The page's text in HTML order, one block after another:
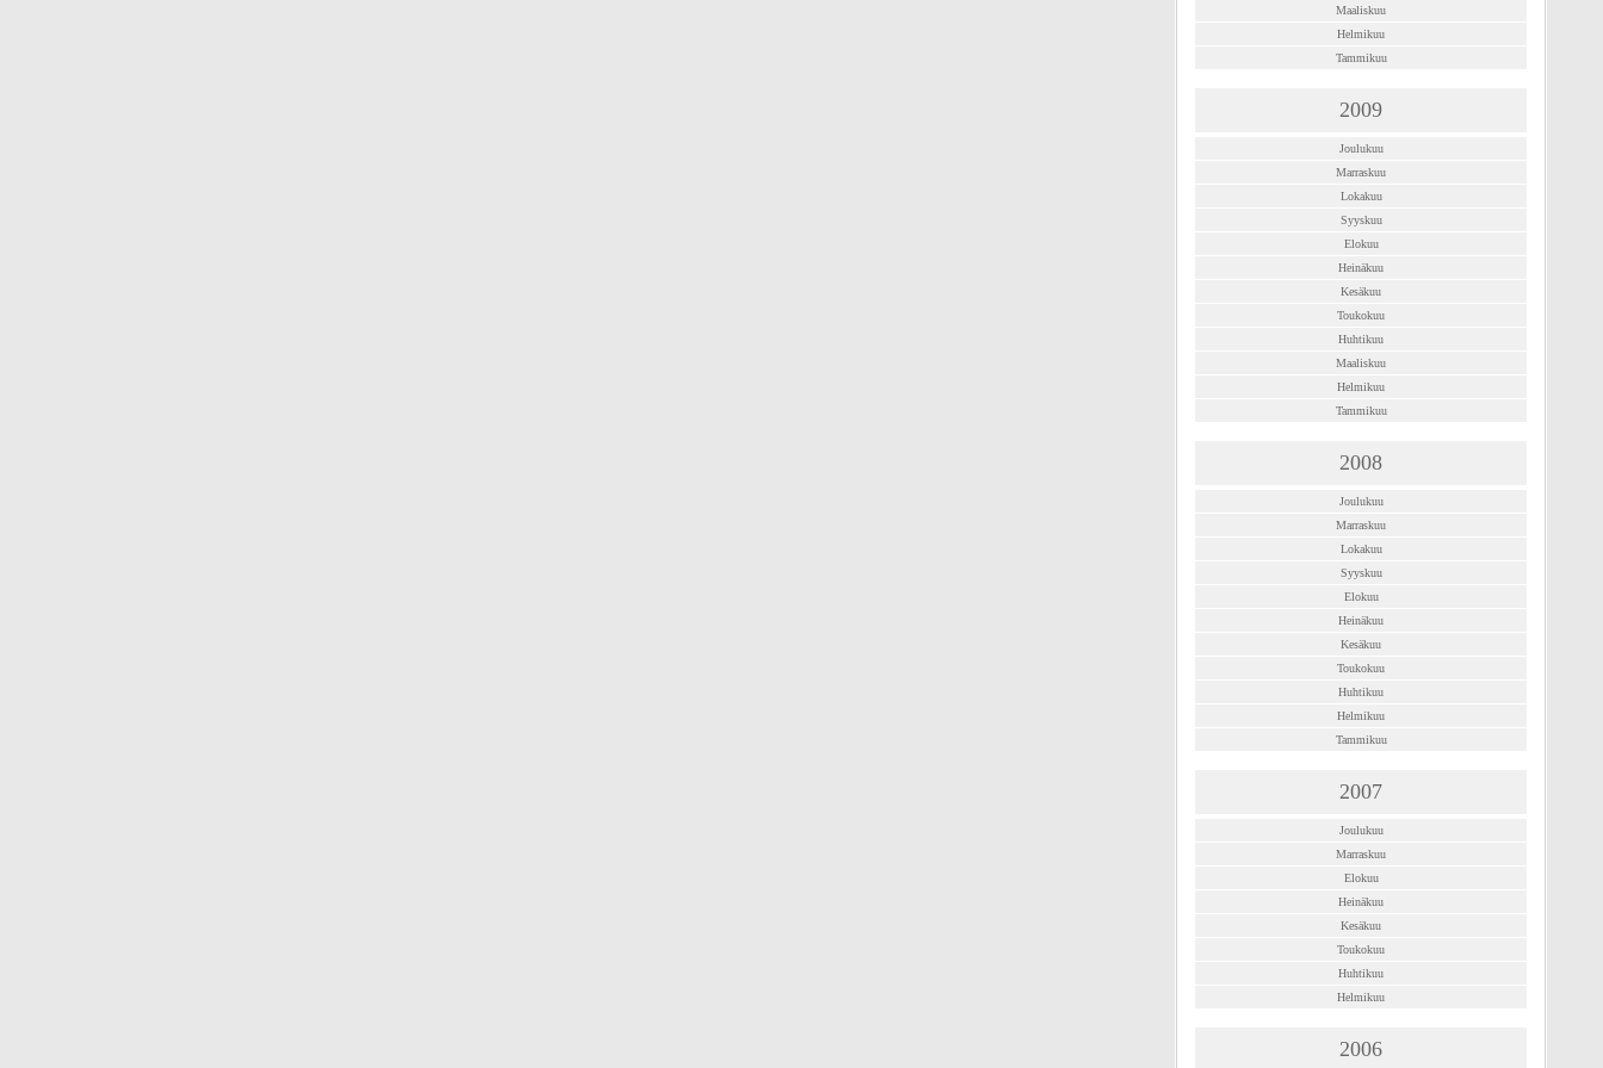
Maaliskuu
Helmikuu
Tammikuu
2009
Joulukuu
Marraskuu
Lokakuu
Syyskuu
Elokuu
Heinäkuu
Kesäkuu
Toukokuu
Huhtikuu
Maaliskuu
Helmikuu
Tammikuu
2008
Joulukuu
Marraskuu
Lokakuu
Syyskuu
Elokuu
Heinäkuu
Kesäkuu
Toukokuu
Huhtikuu
Helmikuu
Tammikuu
2007
Joulukuu
Marraskuu
Elokuu
Heinäkuu
Kesäkuu
Toukokuu
Huhtikuu
Helmikuu
2006